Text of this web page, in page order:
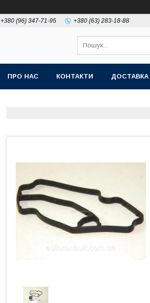
+380 (96) 347-71-95 +380 (63) 283-18-88
ПРО НАС КОНТАКТИ